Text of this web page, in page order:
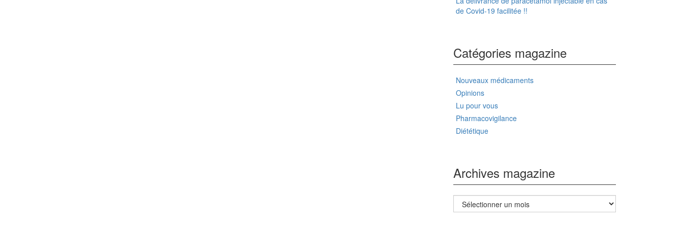
de Covid-19 facilitée !!
Catégories magazine
Nouveaux médicaments
Opinions
Lu pour vous
Pharmacovigilance
Diététique
Archives magazine
Archives
magazine